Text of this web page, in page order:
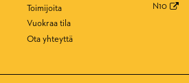
Toimijoita
Vuokraa tila
Ota yhteyttä
N10